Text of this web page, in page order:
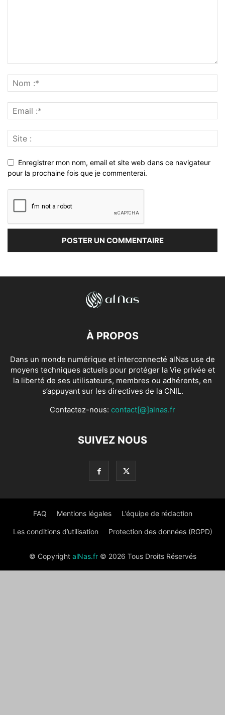
Enregistrer mon nom, email et site web dans ce navigateur
pour la prochaine fois que je commenterai.
À PROPOS
Dans un monde numérique et interconnecté alNas use de
moyens techniques actuels pour protéger la Vie privée et
la liberté de ses utilisateurs, membres ou adhérents, en
s’appuyant sur les directives de la CNIL.
Contactez-nous: contact[@]alnas.fr
SUIVEZ NOUS
FAQ Mentions légales L’équipe de rédaction
Les conditions d’utilisation Protection des données (RGPD)
© Copyright alNas.fr© 2026 Tous Droits Réservés